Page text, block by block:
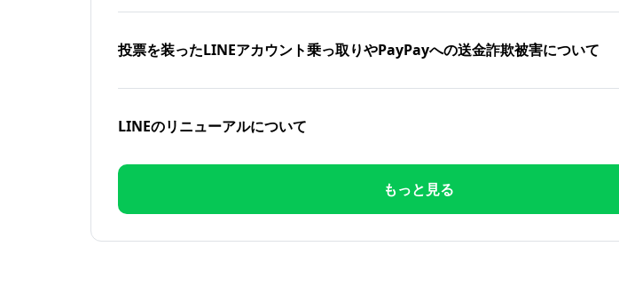
投票を装ったLINEアカウント乗っ取りやPayPayへの送金詐欺被害について
LINEのリニューアルについて
もっと見る